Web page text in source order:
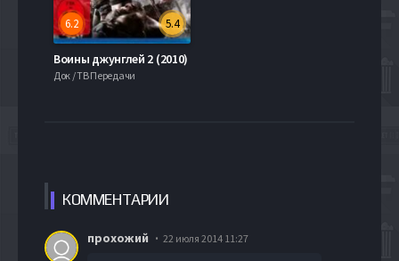
5.4
6.2
Воины джунглей 2 (2010)
Док / ТВ Передачи
КОММЕНТАРИИ
прохожий 22 июля 2014 11:27